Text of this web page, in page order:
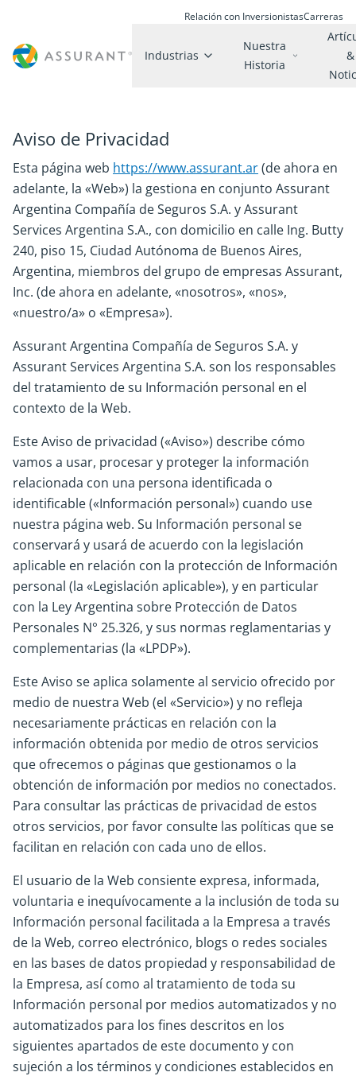
Relación con InversionistasCarreras
Industrias
Nuestra
Historia
&
Aviso de Privacidad
Esta página web https://www.assurant.ar(de ahora en
adelante, la «Web») la gestiona en conjunto Assurant
Argentina Compañía de Seguros S.A. y Assurant
Services Argentina S.A., con domicilio en calle Ing. Butty
240, piso 15, Ciudad Autónoma de Buenos Aires,
Argentina, miembros del grupo de empresas Assurant,
Inc. (de ahora en adelante, «nosotros», «nos»,
«nuestro/a» o «Empresa»).
Assurant Argentina Compañía de Seguros S.A. y
Assurant Services Argentina S.A. son los responsables
del tratamiento de su Información personal en el
contexto de la Web.
Este Aviso de privacidad («Aviso») describe cómo
vamos a usar, procesar y proteger la información
relacionada con una persona identificada o
identificable («Información personal») cuando use
nuestra página web. Su Información personal se
conservará y usará de acuerdo con la legislación
aplicable en relación con la protección de Información
personal (la «Legislación aplicable»), y en particular
con la Ley Argentina sobre Protección de Datos
Personales N° 25.326, y sus normas reglamentarias y
complementarias (la «LPDP»).
Este Aviso se aplica solamente al servicio ofrecido por
medio de nuestra Web (el «Servicio») y no refleja
necesariamente prácticas en relación con la
información obtenida por medio de otros servicios
que ofrecemos o páginas que gestionamos o la
obtención de información por medios no conectados.
Para consultar las prácticas de privacidad de estos
otros servicios, por favor consulte las políticas que se
facilitan en relación con cada uno de ellos.
El usuario de la Web consiente expresa, informada,
voluntaria e inequívocamente a la inclusión de toda su
Información personal facilitada a la Empresa a través
de la Web, correo electrónico, blogs o redes sociales
en las bases de datos propiedad y responsabilidad de
la Empresa, así como al tratamiento de toda su
Información personal por medios automatizados y no
automatizados para los fines descritos en los
siguientes apartados de este documento y con
sujeción a los términos y condiciones establecidos en